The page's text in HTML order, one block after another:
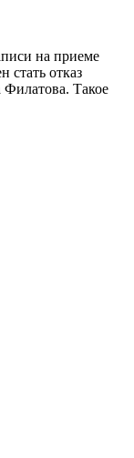
на приеме
стать отказ
Филатова. Такое